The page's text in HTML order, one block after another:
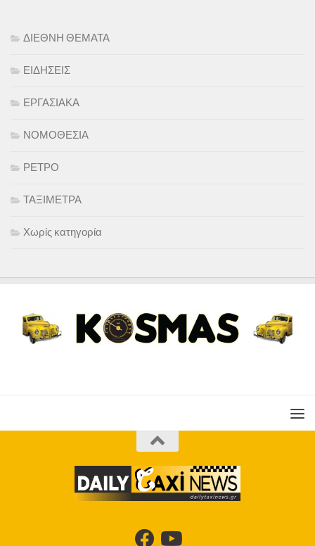
ΔΙΕΘΝΗ ΘΕΜΑΤΑ
ΕΙΔΗΣΕΙΣ
ΕΡΓΑΣΙΑΚΑ
ΝΟΜΟΘΕΣΙΑ
ΡΕΤΡΟ
ΤΑΞΙΜΕΤΡΑ
Χωρίς κατηγορία